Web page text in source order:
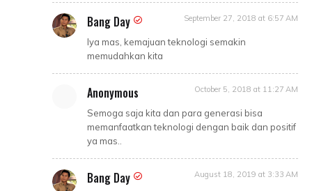
Bang Day September 27, 2018 at 6:57 AM
Iya mas, kemajuan teknologi semakin
memudahkan kita
Anonymous October 5, 2018 at 11:27 AM
Semoga saja kita dan para generasi bisa
memanfaatkan teknologi dengan baik dan positif
ya mas..
Bang Day August 18, 2019 at 3:33 AM